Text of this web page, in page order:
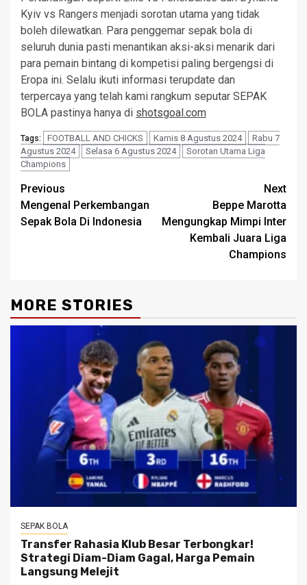
Kyiv vs Rangers menjadi sorotan utama yang tidak
boleh dilewatkan. Para penggemar sepak bola di
seluruh dunia pasti menantikan aksi-aksi menarik dari
para pemain bintang di kompetisi paling bergengsi di
Eropa ini. Selalu ikuti informasi terupdate dan
terpercaya yang telah kami rangkum seputar SEPAK
BOLA pastinya hanya di shotsgoal.com
Tags: FOOTBALL AND CHICKS Kamis 8 Agustus 2024
Rabu 7
Agustus 2024
Selasa 6 Agustus 2024
Sorotan Utama Liga
Champions
Post
navigation
Previous
Mengenal Perkembangan
Sepak Bola Di Indonesia
Next
Beppe Marotta
Mengungkap Mimpi Inter
Kembali Juara Liga
Champions
MORE STORIES
SEPAK BOLA
Transfer Rahasia Klub Besar Terbongkar!
Strategi Diam-Diam Gagal, Harga Pemain
Langsung Melejit